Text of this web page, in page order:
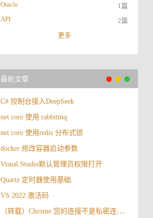
Oracle
1篇
API
2篇
更多
最新文章
C# 控制台接入DeepSeek
net core 使用 rabbitmq
net core 使用redis 分布式锁
docker 修改容器启动参数
Visual Studio默认管理员权限打开
Quartz 定时器使用基础
VS 2022 激活码
（转载）Chrome 您的连接不是私密连接解决办法